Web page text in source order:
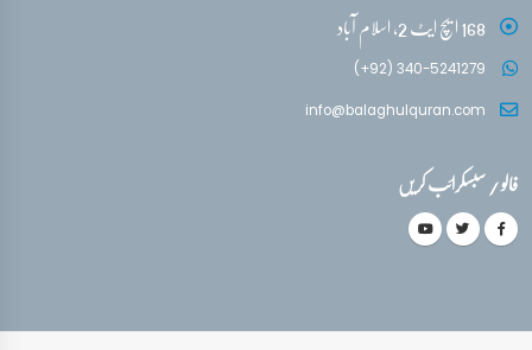
168 ایچ ایٹ 2، اسلام آباد
(+92) 340-5241279
info@balaghulquran.com
فالو / سبسکرائب کریں